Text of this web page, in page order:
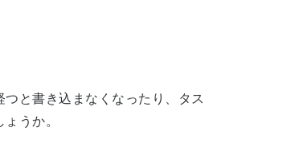
と書き込まなくなったり、タス
うか。